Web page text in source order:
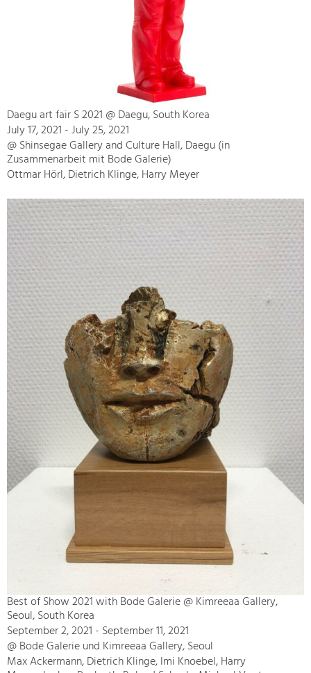
Daegu art fair S 2021 @ Daegu, South Korea
July 17, 2021 - July 25, 2021
@ Shinsegae Gallery and Culture Hall, Daegu (in
Zusammenarbeit mit Bode Galerie)
Ottmar Hörl, Dietrich Klinge, Harry Meyer
Best of Show 2021 with Bode Galerie @ Kimreeaa Gallery,
Seoul, South Korea
September 2, 2021 - September 11, 2021
@ Bode Galerie und Kimreeaa Gallery, Seoul
Max Ackermann, Dietrich Klinge, Imi Knoebel, Harry